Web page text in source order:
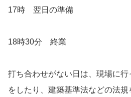
17時 翌日の準備
18時30分 終業
打ち合わせがない日は、現場に
をしたり、建築基準法などの法